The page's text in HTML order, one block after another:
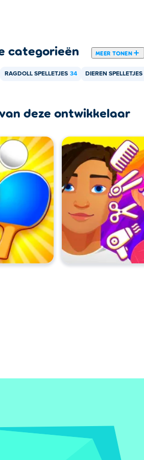
categorieën MEER TONEN
RAGDOLL SPELLETJES 34 DIEREN SPELLETJES
deze ontwikkelaar